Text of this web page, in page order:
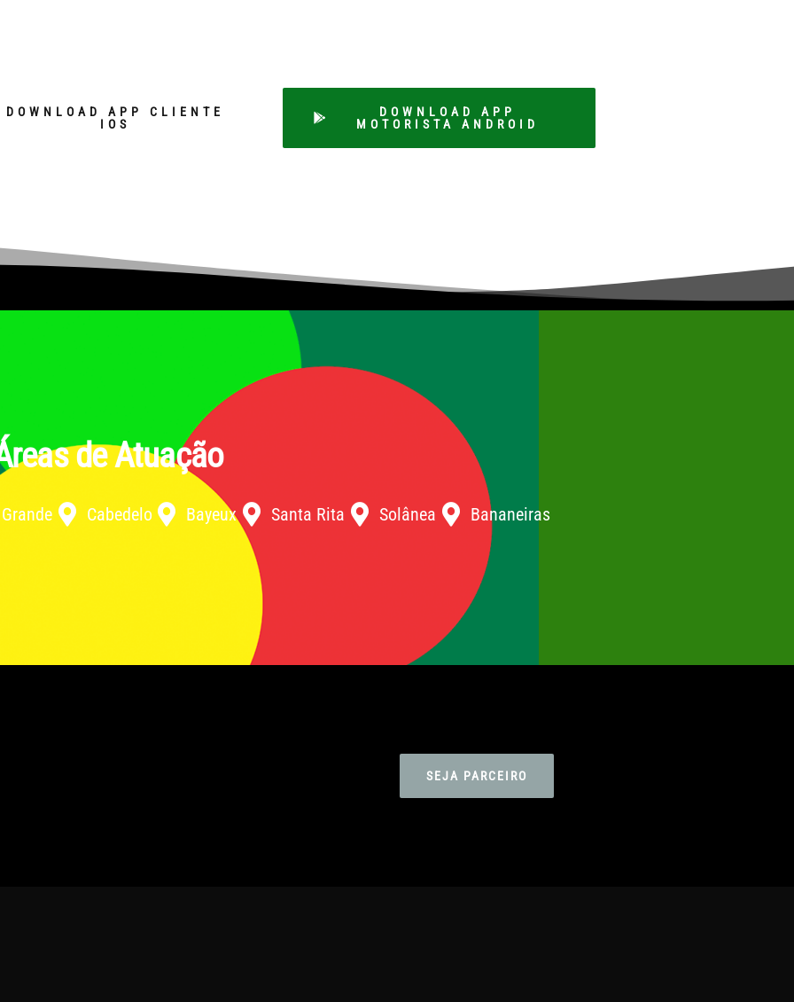
DOWNLOAD APP CLIENTE
IOS
DOWNLOAD APP
MOTORISTA ANDROID
de Atuação
Cabedelo Bayeux Santa Rita Solânea Bananeiras
SEJA PARCEIRO